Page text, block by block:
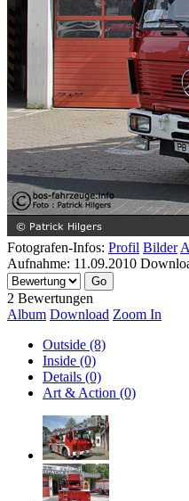
Fotografen-Infos: Profil Bilder
Aufnahme: 11.09.2010
2 Bewertungen
Album Download Zoom In
Outside (8)
Inside (0)
Details (0)
Art & Action (0)